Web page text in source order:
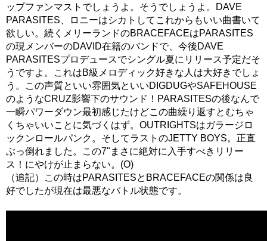
ップファンマストでしょうよ。そうでしょうよ。DAVE
PARASITES、ロニーはシカトしてこれからもいい曲書いて
欲しい。続くメリーランドのBRACEFACEはPARASITES
の現メンバーのDAVID在籍のバンドで、今後DAVE
PARASITESプロデュースでシングル夏にリリース予定だそ
うですよ。これはB級メロディック好きな人は大好きでしょ
う。この声質といい雰囲気といいDIGDUGやSAFEHOUSE
のようなCRUZ影響下のサウンド！PARASITESの後なんで
一瞬パワーダウン最初感じたけどこの曲繰り返すとむちゃ
くちゃいいことに気づくはず。OUTRIGHTSはガラージロ
ックンロールパンク。そしてラストのJETTY BOYS。正直
ぶっ倒れました。この7"まさに絶対に入手すべきリリー
ス！にやけが止まらない。(O)
（追記）この時はPARASITESとBRACEFACEの関係は良
好でしたが現在は最悪なバトル状態です。